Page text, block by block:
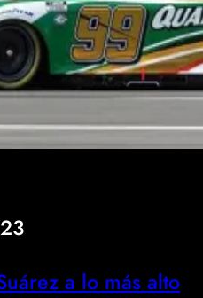
a lo más alto